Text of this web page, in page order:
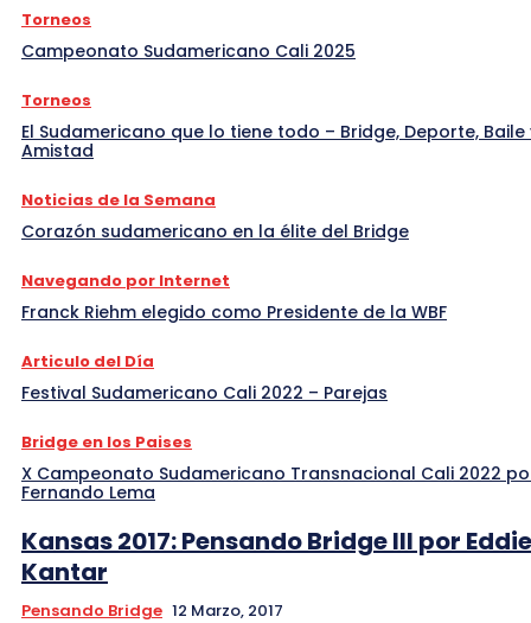
Torneos
Campeonato Sudamericano Cali 2025
Torneos
El Sudamericano que lo tiene todo – Bridge, Deporte, Baile
Amistad
Noticias de la Semana
Corazón sudamericano en la élite del Bridge
Navegando por Internet
Franck Riehm elegido como Presidente de la WBF
Articulo del Día
Festival Sudamericano Cali 2022 – Parejas
Bridge en los Paises
X Campeonato Sudamericano Transnacional Cali 2022
Fernando Lema
Kansas 2017: Pensando Bridge III por Eddie
Kantar
Pensando Bridge 12 Marzo, 2017